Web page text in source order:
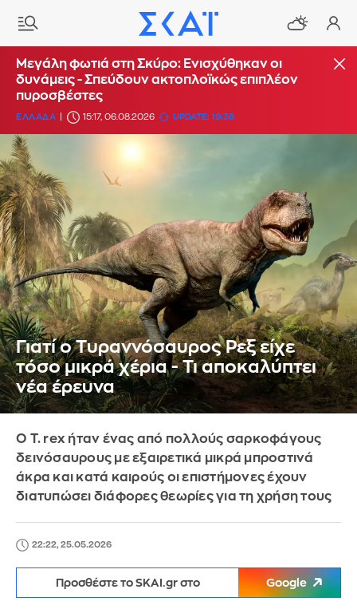
Μεγάλη φωτιά στη Σκύρο: Ενισχύθηκαν οι
δυνάμεις - Σπεύδουν ακτοπλοϊκώς επιπλέον
πυροσβέστες
ΕΛΛΑΔΑ 15:17, 06.08.2026 UPDATE: 19:38
Γιατί ο Τυραννόσαυρος Ρεξ είχε
τόσο μικρά χέρια - Τι αποκαλύπτει
νέα έρευνα
Ο T. rex ήταν ένας από πολλούς σαρκοφάγους
δεινόσαυρους με εξαιρετικά μικρά μπροστινά
άκρα και κατά καιρούς οι επιστήμονες έχουν
διατυπώσει διάφορες θεωρίες για τη χρήση τους
22:22, 25.05.2026
Προσθέστε το SKAI.gr στο Google